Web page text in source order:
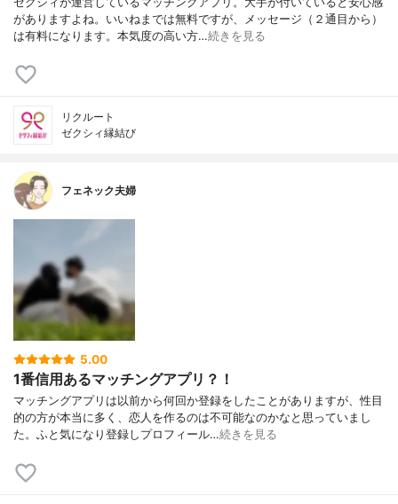
がありますよね。いいねまでは無料ですが、メッセージ（２通目から）
は有料になります。本気度の高い方…続きを見る
リクルート
ゼクシィ縁結び
フェネック夫婦
5.00
1番信用あるマッチングアプリ？！
マッチングアプリは以前から何回か登録をしたことがありますが、性目
的の方が本当に多く、恋人を作るのは不可能なのかなと思っていまし
た。ふと気になり登録しプロフィール…続きを見る